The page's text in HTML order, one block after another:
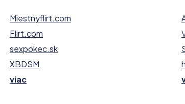
Miestnyflirt.com
Flirt.com
sexpokec.sk
XBDSM
viac